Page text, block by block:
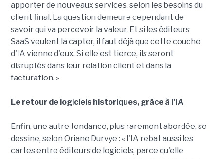
apporter de nouveaux services, selon les besoins du
client final. La question demeure cependant de
savoir qui va percevoir la valeur. Et si les éditeurs
SaaS veulent la capter, il faut déjà que cette couche
d'IA vienne d'eux. Si elle est tierce, ils seront
disruptés dans leur relation client et dans la
facturation. »
Le retour de logiciels historiques, grâce à l'IA
Enfin, une autre tendance, plus rarement abordée, se
dessine, selon Oriane Durvye : « l'IA rebat aussi les
cartes entre éditeurs de logiciels, parce qu'elle